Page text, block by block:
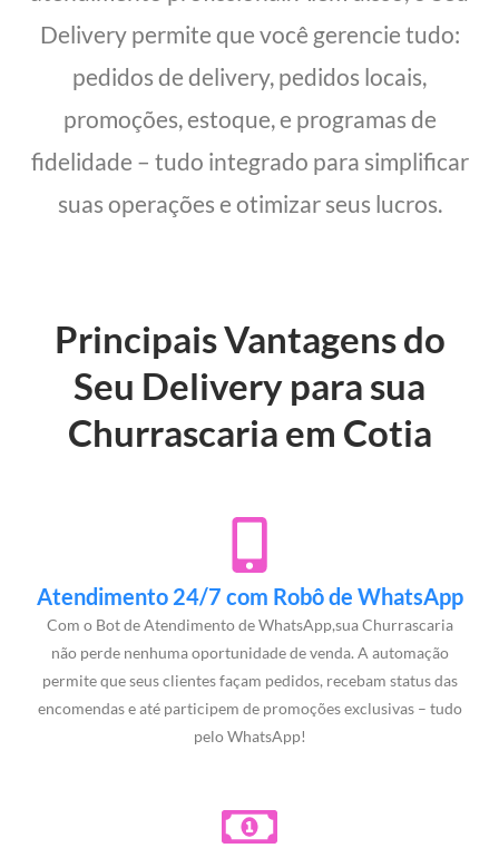
Delivery permite que você gerencie tudo:
pedidos de delivery, pedidos locais,
promoções, estoque, e programas de
fidelidade – tudo integrado para simplificar
suas operações e otimizar seus lucros.
Principais Vantagens do
Seu Delivery para sua
Churrascaria em Cotia
Atendimento 24/7 com Robô de WhatsApp
Com o Bot de Atendimento de WhatsApp,sua Churrascaria
não perde nenhuma oportunidade de venda. A automação
permite que seus clientes façam pedidos, recebam status das
encomendas e até participem de promoções exclusivas – tudo
pelo WhatsApp!